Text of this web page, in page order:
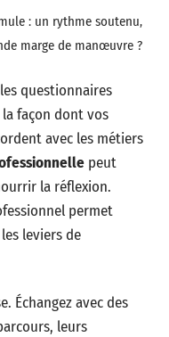
: un rythme soutenu,
marge de manœuvre ?
questionnaires
façon dont vos
avec les métiers
peut
la réflexion.
permet
leviers de
Échangez avec des
leurs